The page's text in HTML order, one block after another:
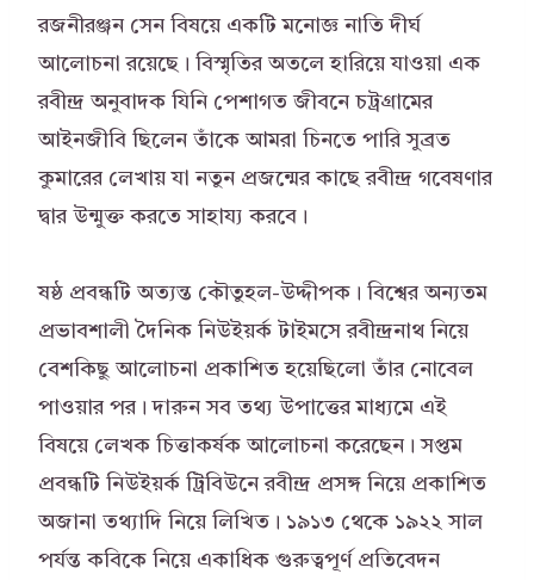
রজনীরঞ্জন সেন বিষয়ে একটি মনোজ্ঞ নাতি দীর্ঘ
আলোচনা রয়েছে। বিস্মৃতির অতলে হারিয়ে যাওয়া এক
রবীন্দ্র অনুবাদক যিনি পেশাগত জীবনে চট্রগ্রামের
আইনজীবি ছিলেন তাঁকে আমরা চিনতে পারি সুব্রত
কুমারের লেখায় যা নতুন প্রজন্মের কাছে রবীন্দ্র গবেষণার
দ্বার উন্মুক্ত করতে সাহায্য করবে।
ষষ্ঠ প্রবন্ধটি অত্যন্ত কৌতুহল-উদ্দীপক। বিশ্বের অন্যতম
প্রভাবশালী দৈনিক নিউইয়র্ক টাইমসে রবীন্দ্রনাথ নিয়ে
বেশকিছু আলোচনা প্রকাশিত হয়েছিলো তাঁর নোবেল
পাওয়ার পর। দারুন সব তথ্য উপাত্তের মাধ্যমে এই
বিষয়ে লেখক চিত্তাকর্ষক আলোচনা করেছেন। সপ্তম
প্রবন্ধটি নিউইয়র্ক ট্রিবিউনে রবীন্দ্র প্রসঙ্গ নিয়ে প্রকাশিত
অজানা তথ্যাদি নিয়ে লিখিত। ১৯১৩ থেকে ১৯২২ সাল
পর্যন্ত কবিকে নিয়ে একাধিক গুরুত্বপূর্ণ প্রতিবেদন